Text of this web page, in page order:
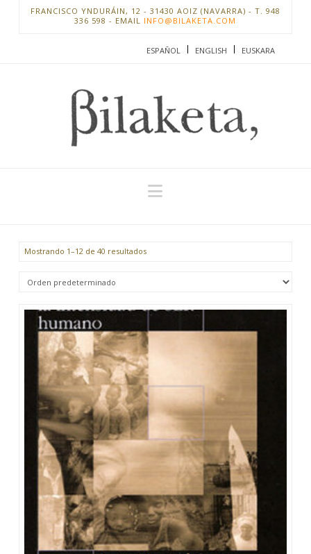
FRANCISCO YNDURÁIN, 12 - 31430 AOIZ (NAVARRA) - T. 948
336 598 - EMAIL INFO@BILAKETA.COM
ESPAÑOL ENGLISH EUSKARA
Navigation
Mostrando 1–12 de 40 resultados